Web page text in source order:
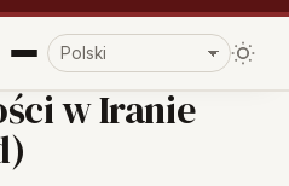
w Iranie